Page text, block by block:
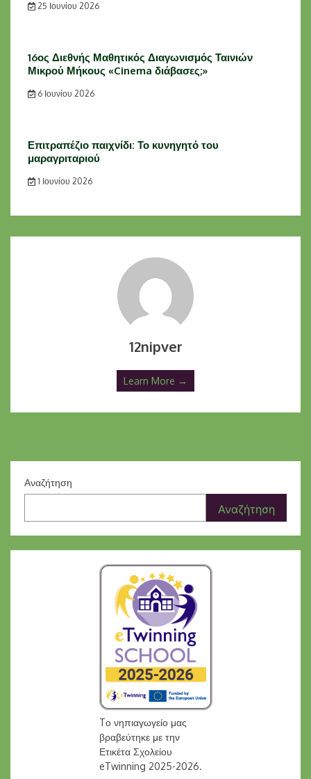
25 Ιουνίου 2026
16ος Διεθνής Μαθητικός Διαγωνισμός Ταινιών
Μικρού Μήκους «Cinema διάβασες;»
6 Ιουνίου 2026
Επιτραπέζιο παιχνίδι: Το κυνηγητό του
μαραγριταριού
1 Ιουνίου 2026
12nipver
Learn More →
Αναζήτηση
Αναζήτηση
Tο νηπιαγωγείο μας
βραβεύτηκε με την
Ετικέτα Σχολείου
eTwinning 2025-2026.